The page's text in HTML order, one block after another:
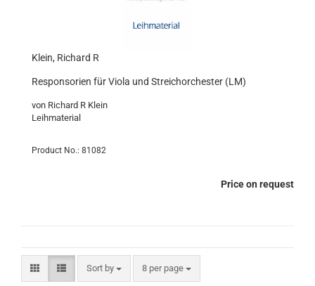
Klein, Richard R
Responsorien für Viola und Streichorchester (LM)
von Richard R Klein
Leihmaterial
Product No.: 81082
Price on request
Sort by 8 per page